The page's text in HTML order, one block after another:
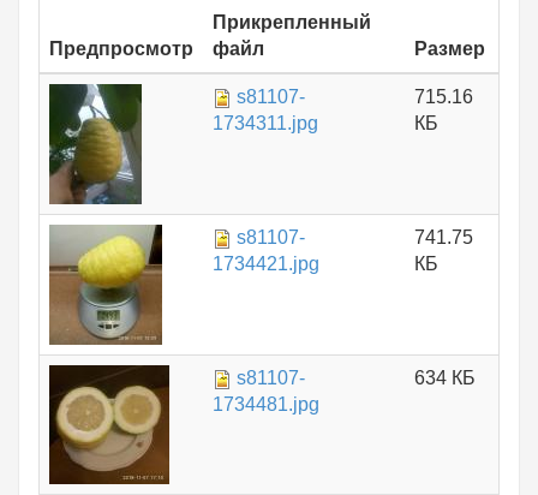
Предпросмотр
Прикрепленный
файл
Размер
s81107-
1734311.jpg
715.16
КБ
s81107-
1734421.jpg
741.75
КБ
s81107-
1734481.jpg
634 КБ